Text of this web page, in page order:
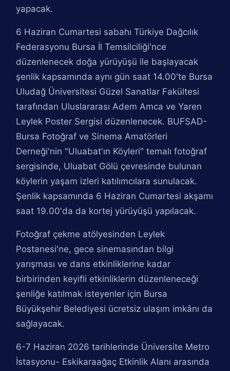
yapacak.
6 Haziran Cumartesi sabahı Türkiye Dağcılık
Federasyonu Bursa İl Temsilciliği'nce
düzenlenecek doğa yürüyüşü ile başlayacak
şenlik kapsamında aynı gün saat 14.00'te Bursa
Uludağ Üniversitesi Güzel Sanatlar Fakültesi
tarafından Uluslararası Adem Amca ve Yaren
Leylek Poster Sergisi düzenlenecek. BUFSAD-
Bursa Fotoğraf ve Sinema Amatörleri
Derneği'nin "Uluabat'ın Köyleri" temalı fotoğraf
sergisinde, Uluabat Gölü çevresinde bulunan
köylerin yaşam izleri katılımcılara sunulacak.
Şenlik kapsamında 6 Haziran Cumartesi akşamı
saat 19.00'da da kortej yürüyüşü yapılacak.
Fotoğraf çekme atölyesinden Leylek
Postanesi'ne, gece sinemasından bilgi
yarışması ve dans etkinliklerine kadar
birbirinden keyifli etkinliklerin düzenleneceği
şenliğe katılmak isteyenler için Bursa
Büyükşehir Belediyesi ücretsiz ulaşım imkânı da
sağlayacak.
6-7 Haziran 2026 tarihlerinde Üniversite Metro
İstasyonu- Eskikaraağaç Etkinlik Alanı arasında